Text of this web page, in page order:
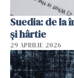
Suedia: de la
și hârtie
29 APRILIE 2026